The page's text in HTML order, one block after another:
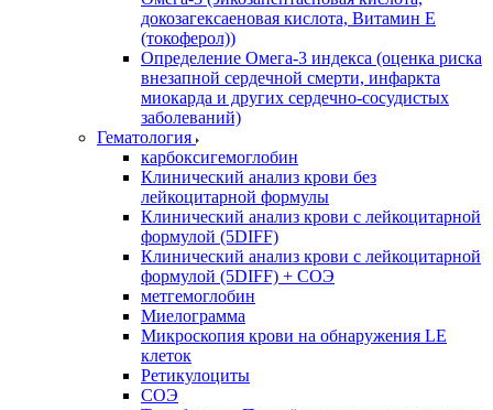
докозагексаеновая кислота, Витамин E
(токоферол))
Определение Омега-3 индекса (оценка риска
внезапной сердечной смерти, инфаркта
миокарда и других сердечно-сосудистых
заболеваний)
Гематология
карбоксигемоглобин
Клинический анализ крови без
лейкоцитарной формулы
Клинический анализ крови с лейкоцитарной
формулой (5DIFF)
Клинический анализ крови с лейкоцитарной
формулой (5DIFF) + СОЭ
метгемоглобин
Миелограмма
Микроскопия крови на обнаружения LE
клеток
Ретикулоциты
СОЭ